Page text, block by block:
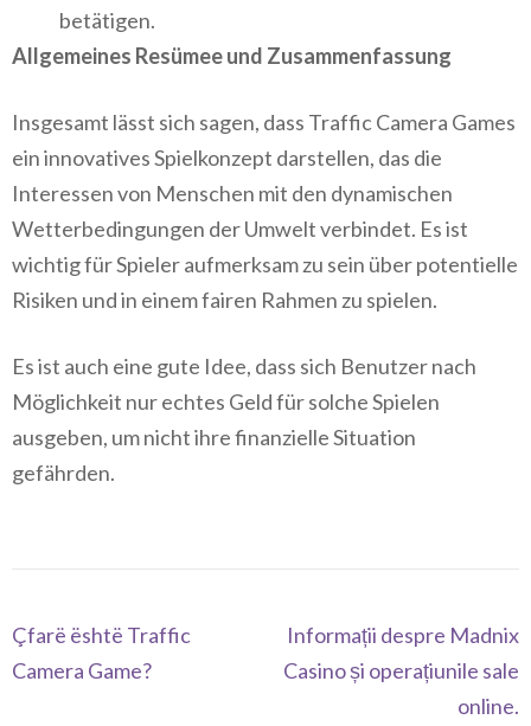
betätigen.
Allgemeines Resümee und Zusammenfassung
Insgesamt lässt sich sagen, dass Traffic Camera Games
ein innovatives Spielkonzept darstellen, das die
Interessen von Menschen mit den dynamischen
Wetterbedingungen der Umwelt verbindet. Es ist
wichtig für Spieler aufmerksam zu sein über potentielle
Risiken und in einem fairen Rahmen zu spielen.
Es ist auch eine gute Idee, dass sich Benutzer nach
Möglichkeit nur echtes Geld für solche Spielen
ausgeben, um nicht ihre finanzielle Situation
gefährden.
Navegación
de
Çfarë është Traffic
Camera Game?
Informații despre Madnix
Casino și operațiunile sale
online.